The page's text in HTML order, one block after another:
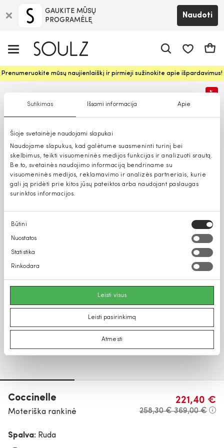
Sutikimas Išsami informacija Apie
Šioje svetainėje naudojami slapukai
Naudojame slapukus, kad galėtume suasmeninti turinį bei
skelbimus, teikti visuomeninės medijos funkcijas ir analizuoti srautą.
Be to, svetainės naudojimo informaciją bendriname su
visuomeninės medijos, reklamavimo ir analizės partneriais, kurie
gali ją pridėti prie kitos jūsų pateiktos arba naudojant paslaugas
surinktos informacijos.
Sutikimo
pasirinkimas
Būtini
Nuostatos
Statistika
Rinkodara
Leisti visus
Leisti pasirinkimą
Atmesti
GAUKITE MŪSŲ
PROGRAMĖLĘ
Naudoti
Prenumeruokite mūsų naujienlaiškį ir pirmieji sužinokite apie išpardavimus!
%
Coccinelle
Moteriška rankinė
221,40 €
258,30 €369,00 €
Spalva: Ruda